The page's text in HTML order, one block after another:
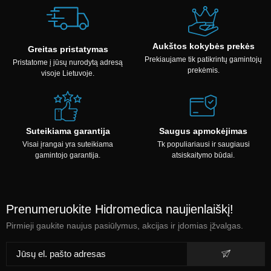
Greitas pristatymas
Pristatome į jūsų nurodytą adresą
visoje Lietuvoje.
Aukštos kokybės prekės
Prekiaujame tik patikrintų gamintojų
prekėmis.
Suteikiama garantija
Visai įrangai yra suteikiama
gamintojo garantija.
Saugus apmokėjimas
Tk populiariausi ir saugiausi
atsiskaitymo būdai.
Prenumeruokite Hidromedica naujienlaiškį!
Pirmieji gaukite naujus pasiūlymus, akcijas ir įdomias įžvalgas.